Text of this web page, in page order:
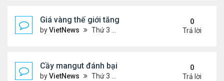
Giá vàng thế giới tăng thẳng đứng
byVietNews Thứ 3 Tháng 12 13, 2022 10:54 am
0
Trả lời
Cầy mangut đánh bại rắn mamba đen
byVietNews Thứ 3 Tháng 12 13, 2022 10:50 am
0
Trả lời